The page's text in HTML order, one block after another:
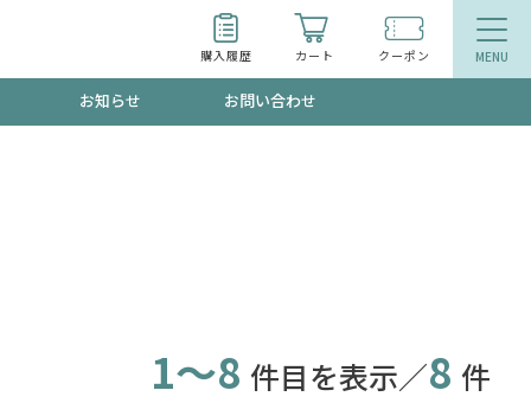
購入履歴 カート クーポン
お知らせ お問い合わせ
1～8 件目を表示／8 件